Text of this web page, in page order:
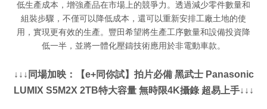
低生產成本，增強產品在市場上的競爭力。透過減少零件數量和
組裝步驟，不僅可以降低成本，還可以重新安排工廠土地的使
用，實現更有效的生產。豐田希望將生產工序數量和設備投資降
低一半，並將一體化壓鑄技術應用於非電動車款。
↓↓↓同場加映：【e+同你試】拍片必備 黑武士 Panasonic
LUMIX S5M2X 2TB特大容量 無時限4K攝錄 超易上手↓↓↓